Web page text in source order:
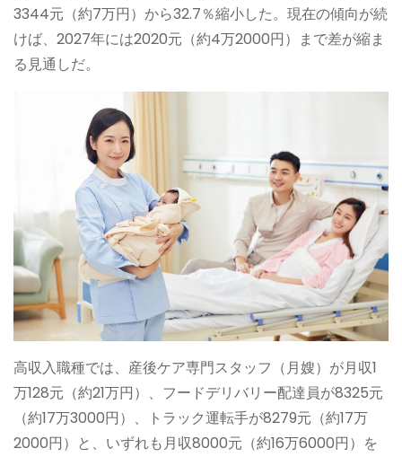
3344元（約7万円）から32.7％縮小した。現在の傾向が続
けば、2027年には2020元（約4万2000円）まで差が縮ま
る見通しだ。
高収入職種では、産後ケア専門スタッフ（月嫂）が月収1
万128元（約21万円）、フードデリバリー配達員が8325元
（約17万3000円）、トラック運転手が8279元（約17万
2000円）と、いずれも月収8000元（約16万6000円）を